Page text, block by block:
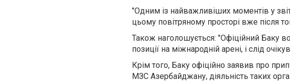
"Одним із найважливіших моментів у
цьому повітряному просторі вже після
Також наголошується: "Офіційний Баку
позиції на міжнародній арені, і слід
Крім того, Баку офіційно заявив про
МЗС Азербайджану, діяльність таких